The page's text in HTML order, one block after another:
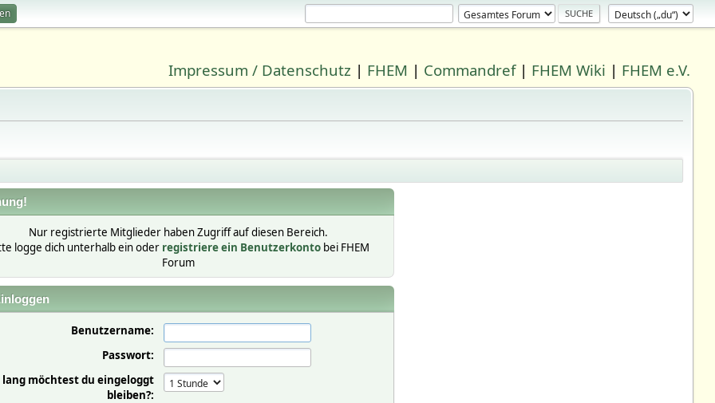
Impressum / Datenschutz | FHEM | Commandref| FHEM Wiki | FHEM e.V.
Nur registrierte Mitglieder haben Zugriff auf diesen Bereich.
logge dich unterhalb ein oder registriere ein Benutzerkontobei FHEM
Forum
Benutzername:
Passwort:
lang möchtest du eingeloggt
bleiben?: